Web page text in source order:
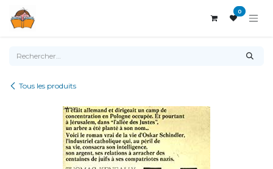
0
Tous les produits